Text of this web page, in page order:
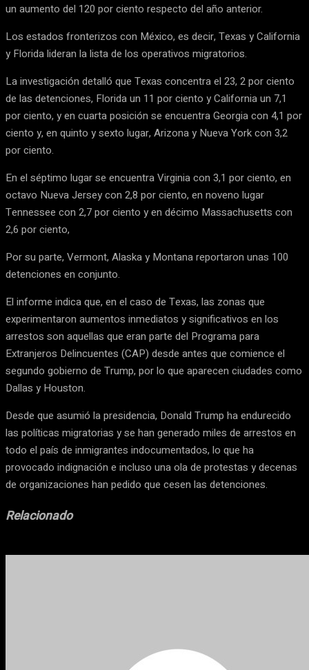
un aumento del 120 por ciento respecto del año anterior.
Los estados fronterizos con México, es decir, Texas y California
y Florida lideran la lista de los operativos migratorios.
La investigación detalló que Texas concentra el 23, 2 por ciento
de las detenciones, Florida un 11 por ciento y California un 7,1
por ciento, y en cuarta posición se encuentra Georgia con 4,1 por
ciento y, en quinto y sexto lugar, Arizona y Nueva York con 3,2
por ciento.
En el séptimo lugar se encuentra Virginia con 3,1 por ciento, en
octavo Nueva Jersey con 2,8 por ciento, en noveno lugar
Tennessee con 2,7 por ciento y en décimo Massachusetts con
2,6 por ciento,
Por su parte, Vermont, Alaska y Montana reportaron unas 100
detenciones en conjunto.
El informe indica que, en el caso de Texas, las zonas que
experimentaron aumentos inmediatos y significativos en los
arrestos son aquellas que eran parte del Programa para
Extranjeros Delincuentes (CAP) desde antes que comience el
segundo gobierno de Trump, por lo que aparecen ciudades como
Dallas y Houston.
Desde que asumió la presidencia, Donald Trump ha endurecido
las políticas migratorias y se han generado miles de arrestos en
todo el país de inmigrantes indocumentados, lo que ha
provocado indignación e incluso una ola de protestas y decenas
de organizaciones han pedido que cesen las detenciones.
Relacionado